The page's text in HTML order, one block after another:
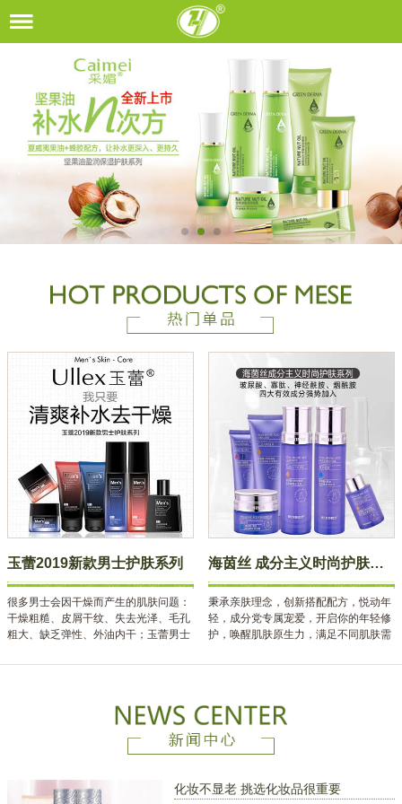
玉蕾2019新款男士护肤系列
很多男士会因干燥而产生的肌肤问题：
干燥粗糙、皮屑干纹、失去光泽、毛孔
粗大、缺乏弹性、外油内干；玉蕾男士
告别粗糙油腻肌，焕发时尚型男魅力，
海茵丝 成分主义时尚护肤系列
秉承亲肤理念，创新搭配配方，悦动年
轻，成分党专属宠爱，开启你的年轻修
护，唤醒肌肤原生力，满足不同肌肤需
化妆不显老 挑选化妆品很重要